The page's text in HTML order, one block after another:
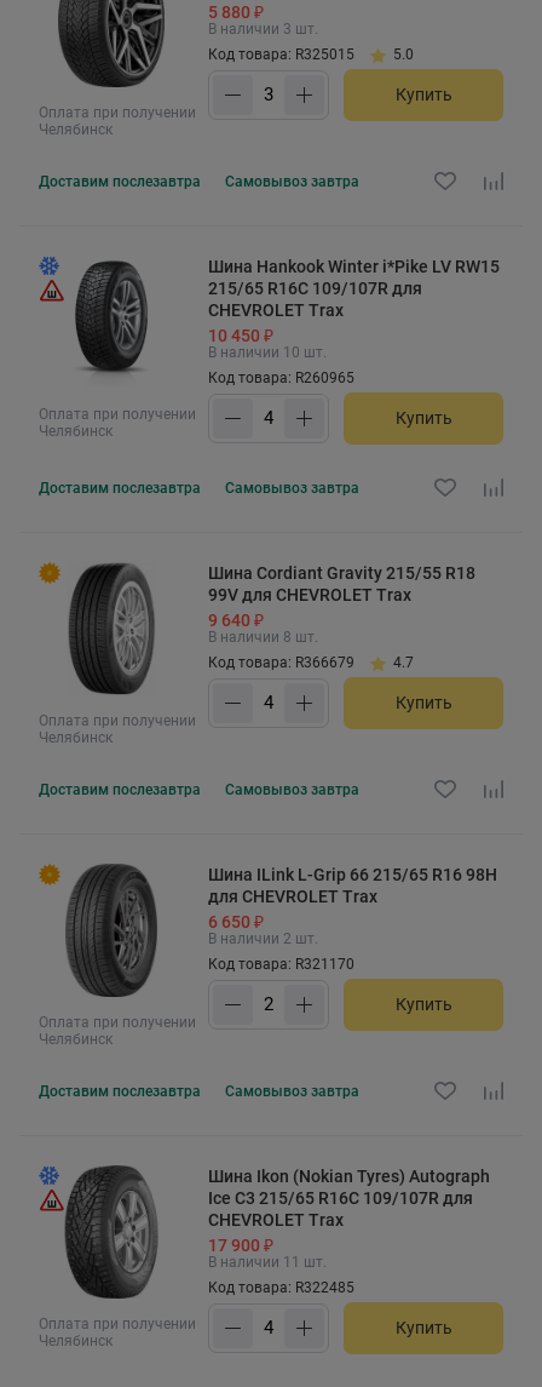
Оплата при получении
Челябинск
5 880 ₽
В наличии 3 шт.
Код товара: R325015
5.0
Купить
Доставим послезавтра Самовывоз завтра
Оплата при получении
Челябинск
Шина Hankook Winter i*Pike LV RW15
215/65 R16C 109/107R для
CHEVROLET Trax
10 450 ₽
В наличии 10 шт.
Код товара: R260965
Купить
Доставим послезавтра Самовывоз завтра
Оплата при получении
Челябинск
Шина Cordiant Gravity 215/55 R18
99V для CHEVROLET Trax
9 640 ₽
В наличии 8 шт.
Код товара: R366679
4.7
Купить
Доставим послезавтра Самовывоз завтра
Оплата при получении
Челябинск
Шина ILink L-Grip 66 215/65 R16 98H
для CHEVROLET Trax
6 650 ₽
В наличии 2 шт.
Код товара: R321170
Купить
Доставим послезавтра Самовывоз завтра
Оплата при получении
Челябинск
Шина Ikon (Nokian Tyres) Autograph
Ice C3 215/65 R16C 109/107R для
CHEVROLET Trax
17 900 ₽
В наличии 11 шт.
Код товара: R322485
Купить